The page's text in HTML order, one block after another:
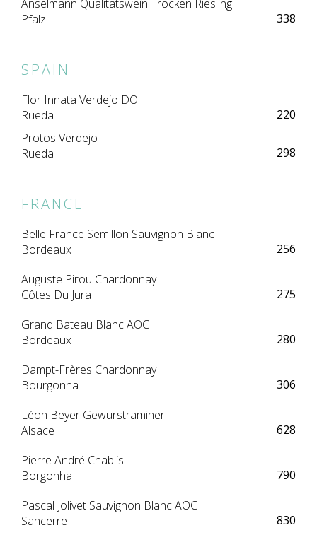
Anselmann Qualitatswein Trocken Riesling
Pfalz
338
SPAIN
Flor Innata Verdejo DO
Rueda
220
Protos Verdejo
Rueda
298
FRANCE
Belle France Semillon Sauvignon Blanc
Bordeaux
256
Auguste Pirou Chardonnay
Côtes Du Jura
275
Grand Bateau Blanc AOC
Bordeaux
280
Dampt-Frères Chardonnay
Bourgonha
306
Léon Beyer Gewurstraminer
Alsace
628
Pierre André Chablis
Borgonha
790
Pascal Jolivet Sauvignon Blanc AOC
Sancerre
830